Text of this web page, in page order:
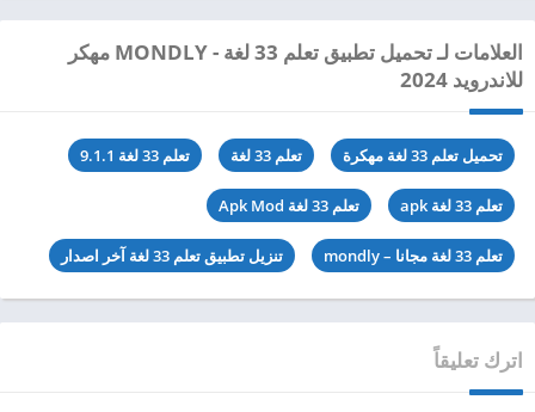
العلامات لـ تحميل تطبيق تعلم 33 لغة - MONDLY مهكر
للاندرويد 2024
تحميل تعلم 33 لغة مهكرة تعلم 33 لغة تعلم 33 لغة 9.1.1
تعلم 33 لغة apk تعلم 33 لغة Apk Mod
تعلم 33 لغة مجانا – mondly تنزيل تطبيق تعلم 33 لغة آخر اصدار
اترك تعليقاً